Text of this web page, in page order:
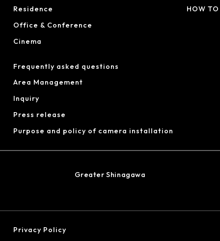
Residence
Office & Conference
Cinema
HOW
Frequently asked questions
Area Management
Inquiry
Press release
Purpose and policy of camera installation
Greater Shinagawa
Privacy Policy